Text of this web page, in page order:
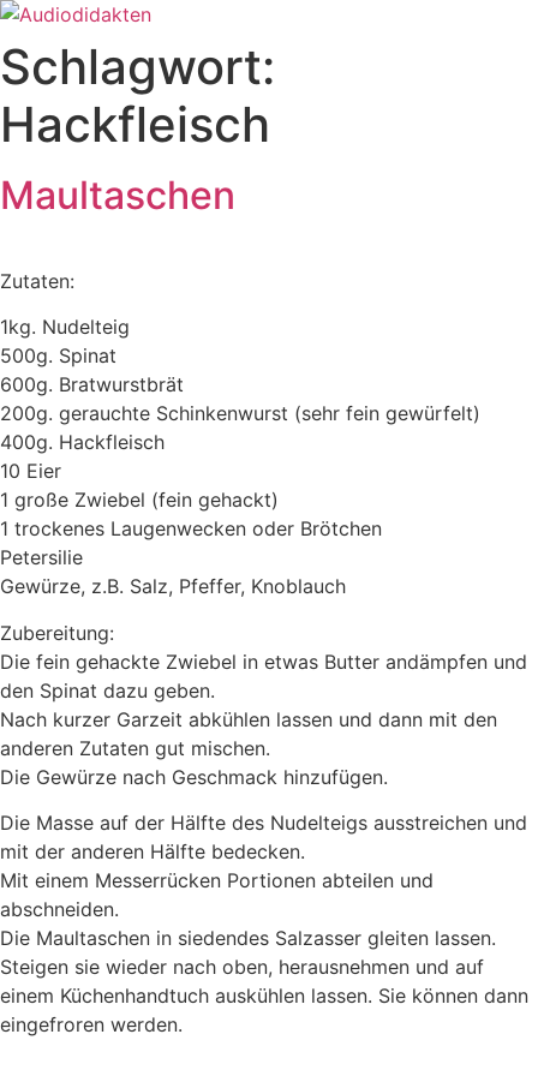
Zum
Inhalt
springen
Schlagwort:
Hackfleisch
Maultaschen
Zutaten:
1kg. Nudelteig
500g. Spinat
600g. Bratwurstbrät
200g. gerauchte Schinkenwurst (sehr fein gewürfelt)
400g. Hackfleisch
10 Eier
1 große Zwiebel (fein gehackt)
1 trockenes Laugenwecken oder Brötchen
Petersilie
Gewürze, z.B. Salz, Pfeffer, Knoblauch
Zubereitung:
Die fein gehackte Zwiebel in etwas Butter andämpfen und
den Spinat dazu geben.
Nach kurzer Garzeit abkühlen lassen und dann mit den
anderen Zutaten gut mischen.
Die Gewürze nach Geschmack hinzufügen.
Die Masse auf der Hälfte des Nudelteigs ausstreichen und
mit der anderen Hälfte bedecken.
Mit einem Messerrücken Portionen abteilen und
abschneiden.
Die Maultaschen in siedendes Salzasser gleiten lassen.
Steigen sie wieder nach oben, herausnehmen und auf
einem Küchenhandtuch auskühlen lassen. Sie können dann
eingefroren werden.